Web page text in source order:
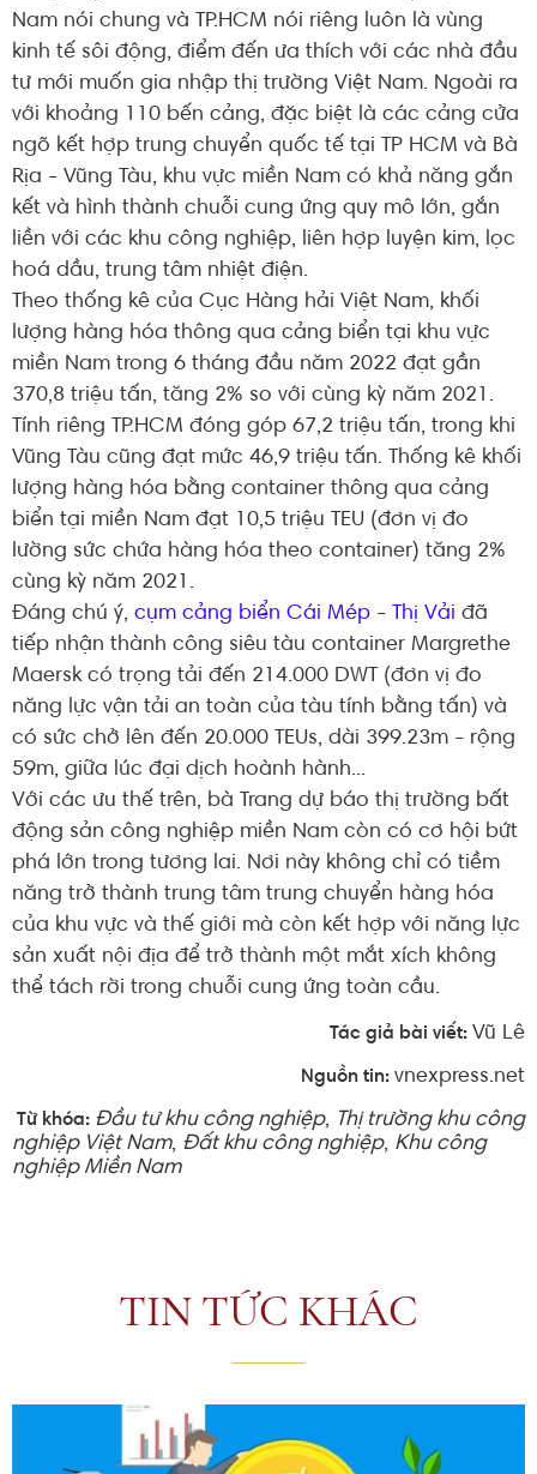
Nam nói chung và TP.HCM nói riêng luôn là vùng
kinh tế sôi động, điểm đến ưa thích với các nhà đầu
tư mới muốn gia nhập thị trường Việt Nam. Ngoài ra
với khoảng 110 bến cảng, đặc biệt là các cảng cửa
ngõ kết hợp trung chuyển quốc tế tại TP HCM và Bà
Rịa - Vũng Tàu, khu vực miền Nam có khả năng gắn
kết và hình thành chuỗi cung ứng quy mô lớn, gắn
liền với các khu công nghiệp, liên hợp luyện kim, lọc
hoá dầu, trung tâm nhiệt điện.
Theo thống kê của Cục Hàng hải Việt Nam, khối
lượng hàng hóa thông qua cảng biển tại khu vực
miền Nam trong 6 tháng đầu năm 2022 đạt gần
370,8 triệu tấn, tăng 2% so với cùng kỳ năm 2021.
Tính riêng TP.HCM đóng góp 67,2 triệu tấn, trong khi
Vũng Tàu cũng đạt mức 46,9 triệu tấn. Thống kê khối
lượng hàng hóa bằng container thông qua cảng
biển tại miền Nam đạt 10,5 triệu TEU (đơn vị đo
lường sức chứa hàng hóa theo container) tăng 2%
cùng kỳ năm 2021.
Đáng chú ý, cụm cảng biển Cái Mép - Thị Vải đã
tiếp nhận thành công siêu tàu container Margrethe
Maersk có trọng tải đến 214.000 DWT (đơn vị đo
năng lực vận tải an toàn của tàu tính bằng tấn) và
có sức chở lên đến 20.000 TEUs, dài 399.23m - rộng
59m, giữa lúc đại dịch hoành hành...
Với các ưu thế trên, bà Trang dự báo thị trường bất
động sản công nghiệp miền Nam còn có cơ hội bứt
phá lớn trong tương lai. Nơi này không chỉ có tiềm
năng trở thành trung tâm trung chuyển hàng hóa
của khu vực và thế giới mà còn kết hợp với năng lực
sản xuất nội địa để trở thành một mắt xích không
thể tách rời trong chuỗi cung ứng toàn cầu.
Tác giả bài viết: Vũ Lê
Nguồn tin: vnexpress.net
Từ khóa: Đầu tư khu công nghiệp, Thị trường khu công
nghiệp Việt Nam, Đất khu công nghiệp, Khu công
nghiệp Miền Nam
TIN TỨC KHÁC